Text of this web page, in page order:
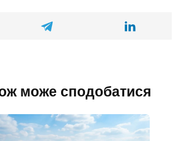
може сподобатися